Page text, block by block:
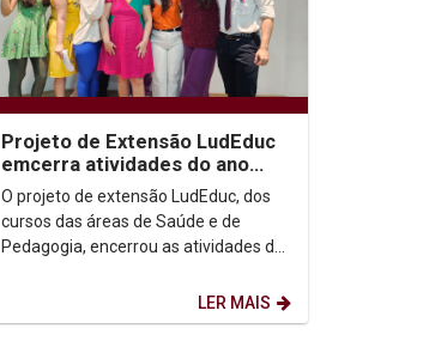
Projeto de Extensão LudEduc
emcerra atividades do ano
com concurso literário
O projeto de extensão LudEduc, dos
cursos das áreas de Saúde e de
Pedagogia, encerrou as atividades do
LER MAIS